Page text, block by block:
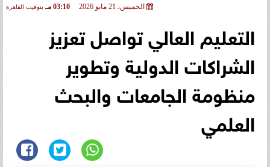
الخميس، 21 مايو 2026 03:10 مـ بتوقيت القاهرة
التعليم العالي تواصل تعزيز
الشراكات الدولية وتطوير
منظومة الجامعات والبحث
العلمي